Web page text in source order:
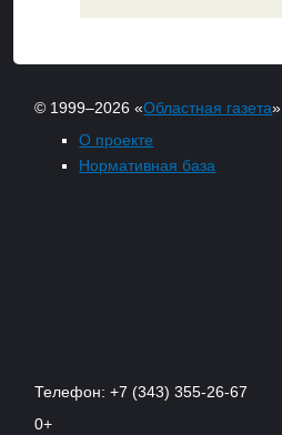
© 1999–2026 «Областная газета»
О проекте
Нормативная база
Телефон: +7 (343) 355-26-67
0+